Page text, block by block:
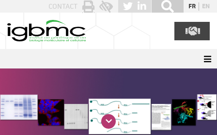
CONTACT FR EN
Panneau de gestion des cookies